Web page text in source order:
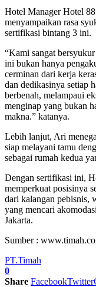
Hotel Manager Hotel
menyampaikan rasa
sertifikasi bintang 3 ini.
“Kami sangat
ini bukan hanya
cerminan dari kerja
dan dedikasinya setiap
berbenah, melampaui
menginap yang bukan
makna.” katanya.
Lebih lanjut, Ari
siap melayani tamu
sebagai rumah kedua
Dengan sertifikasi ini,
memperkuat posisinya
dari kalangan pebisnis,
yang mencari
Jakarta.
Sumber :
PT.Timah
0
Share FacebookTwitter